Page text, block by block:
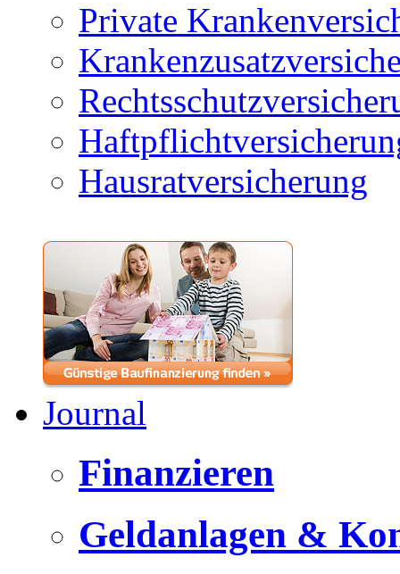
Private
Hausratversicherung
Journal
Finanzieren
Geldanlagen &